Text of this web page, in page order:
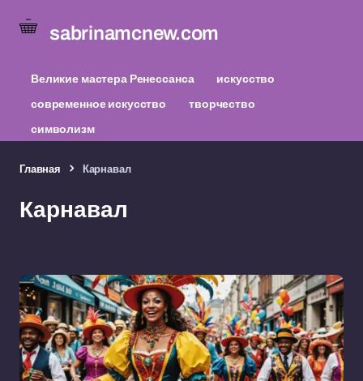
sabrinamcnew.com
Великие мастера Ренессанса
искусство
современное искусство
творчество
символизм
Главная Карнавал
Карнавал